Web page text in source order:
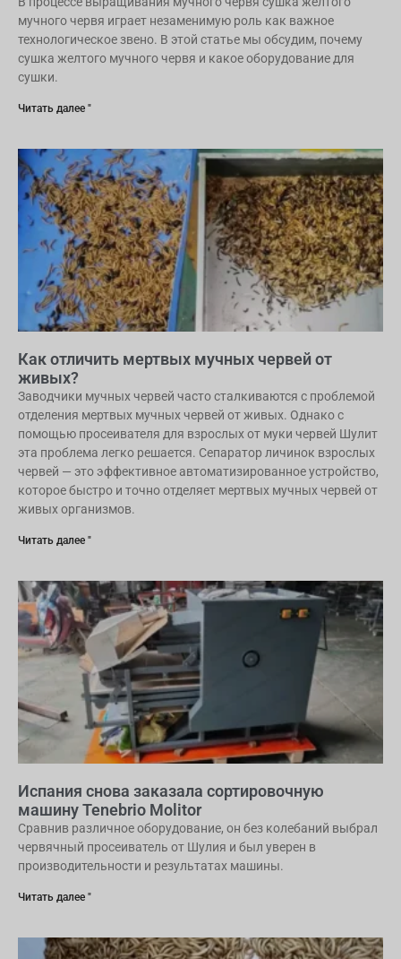
мучного червя играет незаменимую роль как важное
технологическое звено. В этой статье мы обсудим, почему
сушка желтого мучного червя и какое оборудование для
сушки.
Читать далее "
Как отличить мертвых мучных червей от
живых?
Заводчики мучных червей часто сталкиваются с проблемой
отделения мертвых мучных червей от живых. Однако с
помощью просеивателя для взрослых от муки червей Шулит
эта проблема легко решается. Сепаратор личинок взрослых
червей — это эффективное автоматизированное устройство,
которое быстро и точно отделяет мертвых мучных червей от
живых организмов.
Читать далее "
Испания снова заказала сортировочную
машину Tenebrio Molitor
Сравнив различное оборудование, он без колебаний выбрал
червячный просеиватель от Шулия и был уверен в
производительности и результатах машины.
Читать далее "